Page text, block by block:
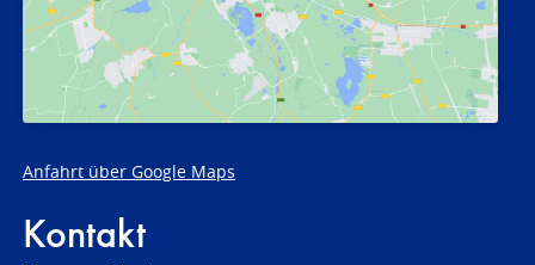
Anfahrt über Google Maps
Kontakt